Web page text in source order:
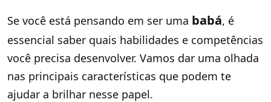
Se você está pensando em ser uma babá, é
essencial saber quais habilidades e competências
você precisa desenvolver. Vamos dar uma olhada
nas principais características que podem te
ajudar a brilhar nesse papel.